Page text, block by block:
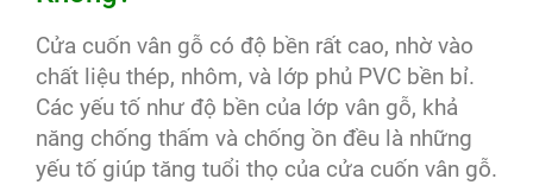
Cửa cuốn vân gỗ có độ bền rất cao, nhờ vào
chất liệu thép, nhôm, và lớp phủ PVC bền bỉ.
Các yếu tố như độ bền của lớp vân gỗ, khả
năng chống thấm và chống ồn đều là những
yếu tố giúp tăng tuổi thọ của cửa cuốn vân gỗ.